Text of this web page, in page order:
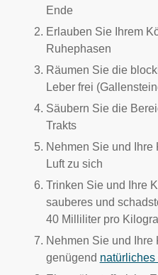
Ende
Erlauben Sie Ihrem
Ruhephasen
Räumen Sie die
Leber frei
Säubern Sie die
Trakts
Nehmen Sie und Ihre
Luft zu sich
Trinken Sie und Ihre
sauberes und
40 Milliliter pro
Nehmen Sie und Ihre
genügend